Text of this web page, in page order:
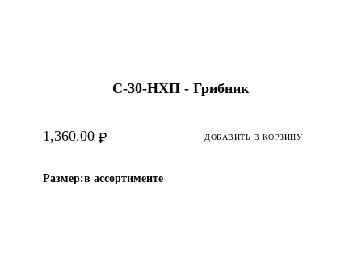
С-30-HХП - Грибник
₽
1,360.00 ДОБАВИТЬ В КОРЗИНУ
Размер:в ассортименте